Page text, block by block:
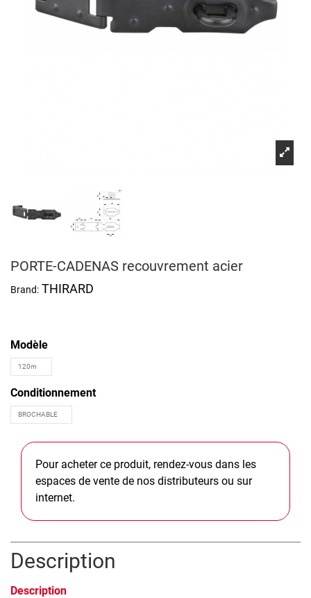
PORTE-CADENAS recouvrement acier
Brand: THIRARD
Modèle
Conditionnement
Pour acheter ce produit, rendez-vous dans les
espaces de vente de nos distributeurs ou sur
internet.
Description
Description